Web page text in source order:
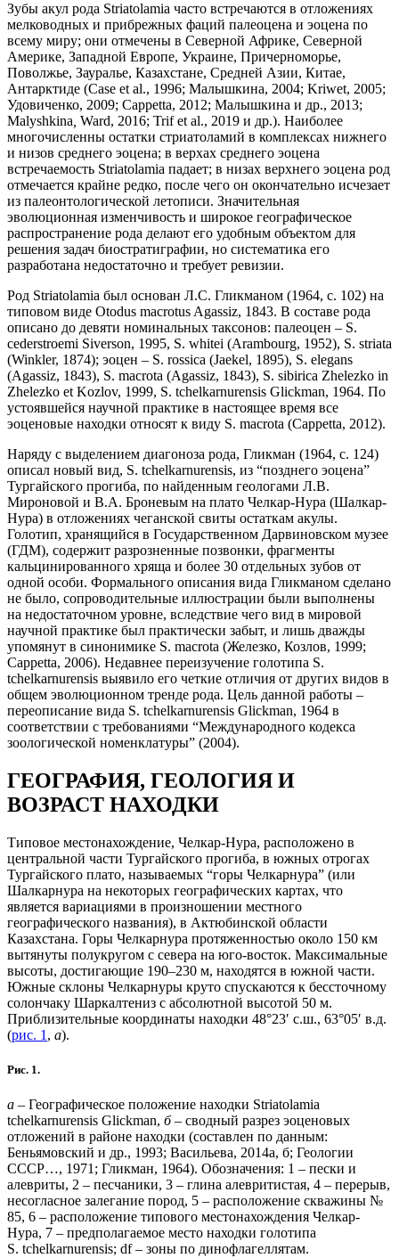
Зубы акул рода Striatolamia часто встречаются в отложениях
мелководных и прибрежных фаций палеоцена и эоцена по
всему миру; они отмечены в Северной Африке, Северной
Америке, Западной Европе, Украине, Причерноморье,
Поволжье, Зауралье, Казахстане, Средней Азии, Китае,
Антарктиде (Case et al., 1996; Малышкина, 2004; Kriwet, 2005;
Удовиченко, 2009; Cappetta, 2012; Малышкина и др., 2013;
Malyshkina Ward, 2016; Trif et al., 2019 и др.). Наиболее
многочисленны остатки стриатоламий в комплексах нижнего
и низов среднего эоцена; в верхах среднего эоцена
встречаемость Striatolamia падает; в низах верхнего эоцена род
отмечается крайне редко, после чего он окончательно исчезает
из палеонтологической летописи. Значительная
эволюционная изменчивость и широкое географическое
распространение рода делают его удобным объектом для
решения задач биостратиграфии, но систематика его
разработана недостаточно и требует ревизии.
Род Striatolamia был основан Л.С. Гликманом (1964, с. 102) на
типовом виде Otodus macrotus Agassiz, 1843. В составе рода
описано до девяти номинальных таксонов: палеоцен – S.
cederstroemi Siverson, 1995, S. whitei (Arambourg, 1952), S. striata
(Winkler, 1874); эоцен – S. rossica (Jaekel, 1895), S. elegans
(Agassiz, 1843), S. macrota (Agassiz, 1843), S. sibirica Zhelezko in
Zhelezko et Kozlov, 1999, S. tchelkarnurensis Glickman, 1964. По
устоявшейся научной практике в настоящее время все
эоценовые находки относят к виду S. macrota (Cappetta, 2012).
Наряду с выделением диагоноза рода, Гликман (1964, с. 124)
описал новый вид, S. tchelkarnurensis, из “позднего эоцена”
Тургайского прогиба, по найденным геологами Л.В.
Мироновой и В.А. Броневым на плато Челкар-Нура (Шалкар-
Нура) в отложениях чеганской свиты остаткам акулы.
Голотип, хранящийся в Государственном Дарвиновском музее
(ГДМ), содержит разрозненные позвонки, фрагменты
кальцинированного хряща и более 30 отдельных зубов от
одной особи. Формального описания вида Гликманом сделано
не было, сопроводительные иллюстрации были выполнены
на недостаточном уровне, вследствие чего вид в мировой
научной практике был практически забыт, и лишь дважды
упомянут в синонимике S. macrota (Железко, Козлов, 1999;
Cappetta, 2006). Недавнее переизучение голотипа S.
tchelkarnurensis выявило его четкие отличия от других видов в
общем эволюционном тренде рода. Цель данной работы –
переописание вида S. tchelkarnurensis Glickman, 1964 в
соответствии с требованиями “Международного кодекса
зоологической номенклатуры” (2004).
ГЕОГРАФИЯ, ГЕОЛОГИЯ И
ВОЗРАСТ НАХОДКИ
Типовое местонахождение, Челкар-Нура, расположено в
центральной части Тургайского прогиба, в южных отрогах
Тургайского плато, называемых “горы Челкарнура” (или
Шалкарнура на некоторых географических картах, что
является вариациями в произношении местного
географического названия), в Актюбинской области
Казахстана. Горы Челкарнура протяженностью около 150 км
вытянуты полукругом с севера на юго-восток. Максимальные
высоты, достигающие 190–230 м, находятся в южной части.
Южные склоны Челкарнуры круто спускаются к бессточному
солончаку Шаркалтениз с абсолютной высотой 50 м.
Приблизительные координаты находки 48°23′ с.ш., 63°05′ в.д.
(рис. 1 , а).
Рис. 1.
а – Географическое положение находки Striatolamia
tchelkarnurensis Glickman, б– сводный разрез эоценовых
отложений в районе находки (составлен по данным:
Беньямовский и др., 1993; Васильева, 2014а, б; Геологии
СССР…, 1971; Гликман, 1964). Обозначения: 1 – пески и
алевриты, 2 – песчаники, 3 – глина алевритистая, 4 – перерыв,
несогласное залегание пород, 5 – расположение скважины №
85, 6 – расположение типового местонахождения Челкар-
Нура, 7 – предполагаемое место находки голотипа
S. tchelkarnurensis; df – зоны по динофлагеллятам.